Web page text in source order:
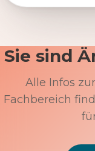
Sie sind
Alle Infos
Fachbereich